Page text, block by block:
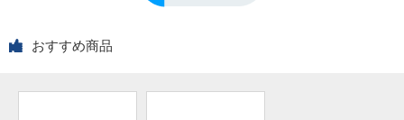
おすすめ商品